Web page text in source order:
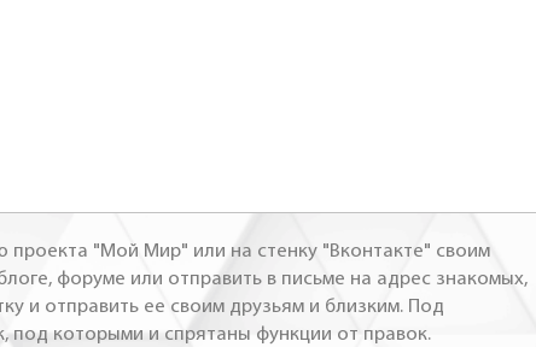
проекта "Мой Мир" или на стенку "Вконтакте" своим
форуме или отправить в письме на адрес знакомых,
и отправить ее своим друзьям и близким. Под
под которыми и спрятаны функции от правок.